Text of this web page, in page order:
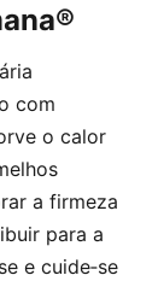
com
o calor
a firmeza
para a
e cuide‑se